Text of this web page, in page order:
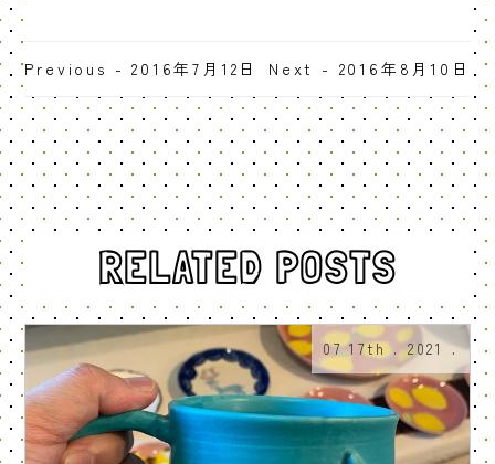
Previous - 2016年7月12日 Next - 2016年8月10日
RELATED POSTS
07 17th . 2021 .